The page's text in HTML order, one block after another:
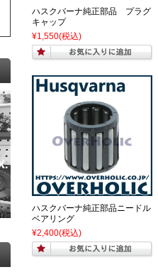
ハスクバーナ純正部品 プラグ
キャップ
¥1,550(税込)
ハスクバーナ純正部品ニードル
ベアリング
¥2,400(税込)